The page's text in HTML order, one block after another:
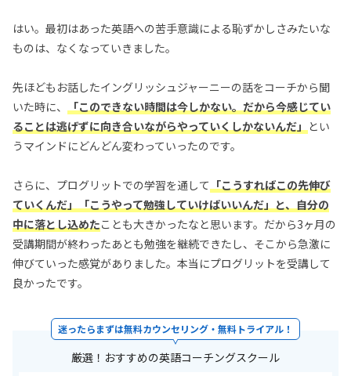
はい。最初はあった英語への苦手意識による恥ずかしさみたいな
ものは、なくなっていきました。
先ほどもお話したイングリッシュジャーニーの話をコーチから聞
いた時に、
「このできない時間は今しかない。だから今感じてい
ることは逃げずに向き合いながらやっていくしかないんだ」 とい
うマインドにどんどん変わっていったのです。
さらに、プログリットでの学習を通して 「こうすればこの先伸び
ていくんだ」「こうやって勉強していけばいいんだ」と、自分の
中に落とし込めたことも大きかったなと思います。だから3ヶ月の
受講期間が終わったあとも勉強を継続できたし、そこから急激に
伸びていった感覚がありました。本当にプログリットを受講して
良かったです。
迷ったらまずは無料カウンセリング・無料トライアル！
厳選！おすすめの英語コーチングスクール